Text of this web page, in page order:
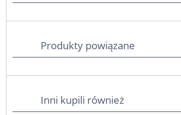
Produkty powiązane
Inni kupili również